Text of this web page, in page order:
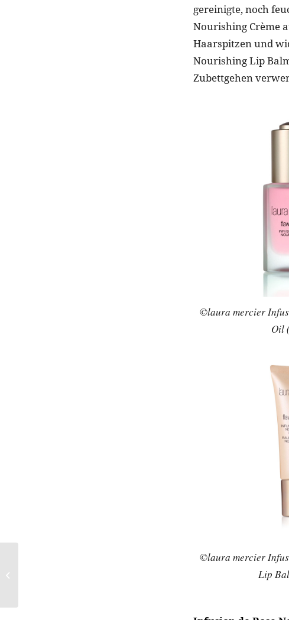
gereinigte, noch
Nourishing Crème
Haarspitzen und
Nourishing Lip
Zubettgehen
©laura mercier
Oil
©laura mercier
Lip